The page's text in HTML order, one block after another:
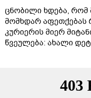
ცნობილი ხდება, რომ
მომხდარ აფეთქებას
კურიერის მიერ
წვეულება: ახალი